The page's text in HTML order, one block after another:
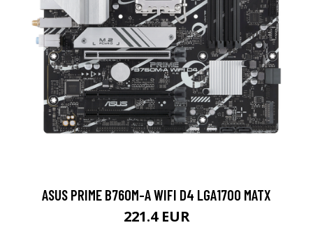
ASUS PRIME B760M-A WIFI D4 LGA1700 MATX
221.4 EUR